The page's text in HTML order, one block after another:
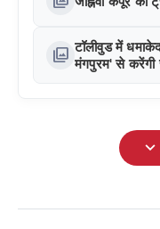
photo_library टॉलीवुड में
मंगपुरम' से करेंगी
expand_more